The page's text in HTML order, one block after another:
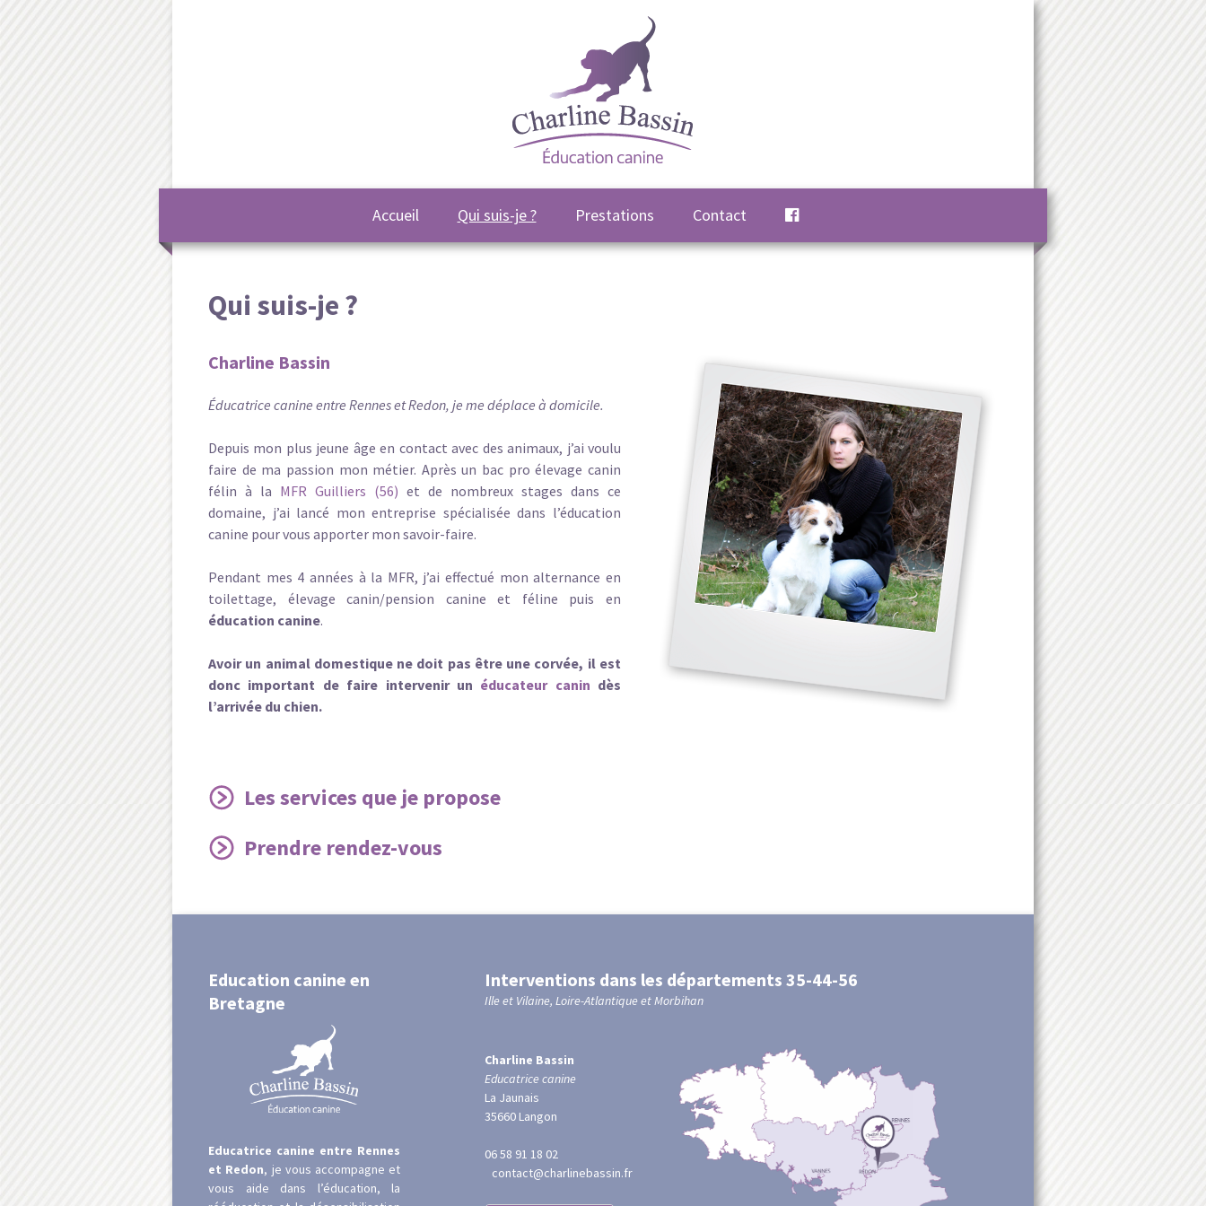
Accueil Qui suis-je ? Prestations Contact
Qui suis-je ?
Charline Bassin
Éducatrice canine entre Rennes et Redon, je me déplace à domicile.
Depuis mon plus jeune âge en contact avec des animaux, j’ai voulu
faire de ma passion mon métier. Après un bac pro élevage canin
félin à la MFR Guilliers (56) et de nombreux stages dans ce
domaine, j’ai lancé mon entreprise spécialisée dans l’éducation
canine pour vous apporter mon savoir-faire.
Pendant mes 4 années à la MFR, j’ai effectué mon alternance en
toilettage, élevage canin/pension canine et féline puis en
éducation canine.
Avoir un animal domestique ne doit pas être une corvée, il est
donc important de faire intervenir un éducateur canin dès
l’arrivée du chien.
Les services que je propose
Prendre rendez-vous
Education canine en
Bretagne
Educatrice canine entre Rennes
et Redon, je vous accompagne et
vous aide dans l’éducation, la
Interventions dans les départements 35-44-56
Ille et Vilaine, Loire-Atlantique et Morbihan
Charline Bassin
Educatrice canine
La Jaunais
35660 Langon
06 58 91 18 02
contact@charlinebassin.fr